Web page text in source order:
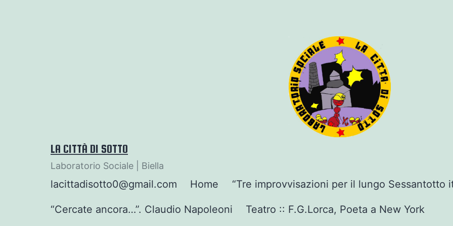
LA CITTÀ DI SOTTO
Laboratorio Sociale | Biella
lacittadisotto0@gmail.com Home “Tre improvvisazioni per il lungo Sessantotto
“Cercate ancora…”. Claudio Napoleoni Teatro :: F.G.Lorca, Poeta a New York